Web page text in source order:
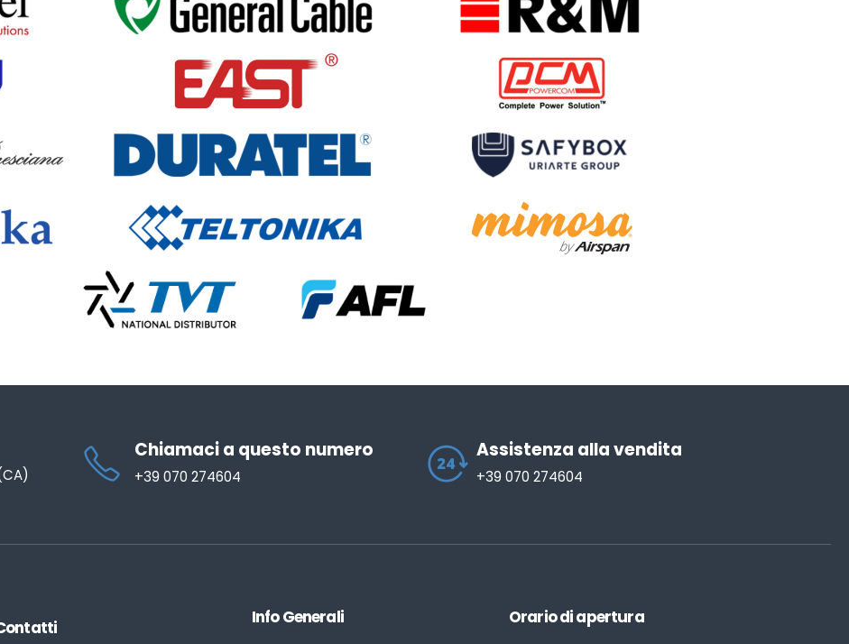
Chiamaci a questo numero
+39 070 274604
Assistenza alla vendita
+39 070 274604
Info Generali Orario di apertura